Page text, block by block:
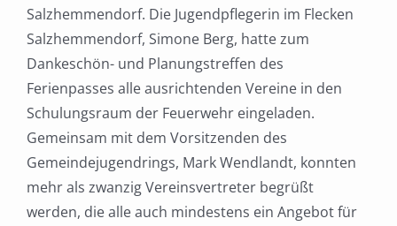
Salzhemmendorf. Die Jugendpflegerin im Flecken
Salzhemmendorf, Simone Berg, hatte zum
Dankeschön- und Planungstreffen des
Ferienpasses alle ausrichtenden Vereine in den
Schulungsraum der Feuerwehr eingeladen.
Gemeinsam mit dem Vorsitzenden des
Gemeindejugendrings, Mark Wendlandt, konnten
mehr als zwanzig Vereinsvertreter begrüßt
werden, die alle auch mindestens ein Angebot für